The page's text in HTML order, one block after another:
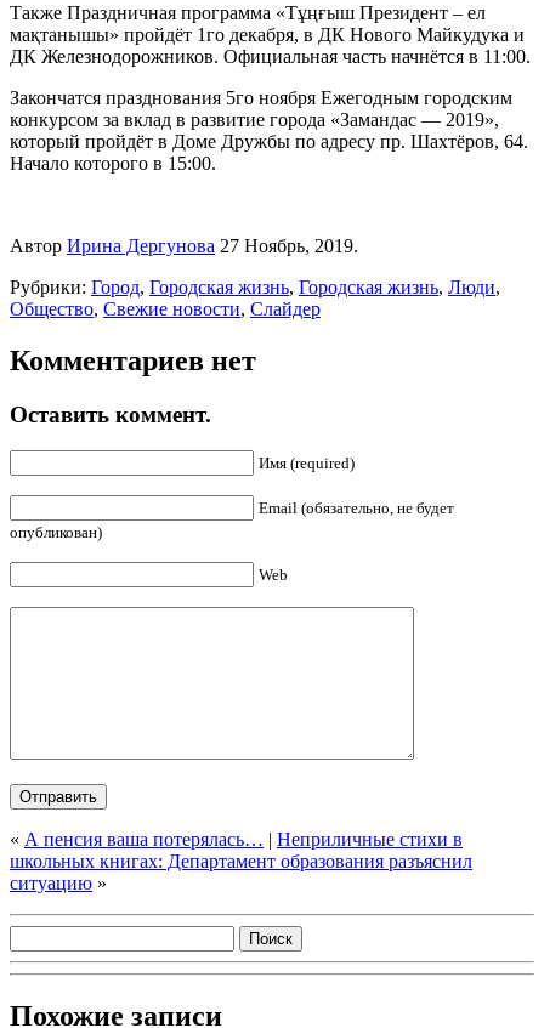
Также Праздничная программа «Тұңғыш Президент – ел
мақтанышы» пройдёт 1го декабря, в ДК Нового Майкудука и
ДК Железнодорожников. Официальная часть начнётся в 11:00.
Закончатся празднования 5го ноября Ежегодным городским
конкурсом за вклад в развитие города «Замандас — 2019»,
который пройдёт в Доме Дружбы по адресу пр. Шахтёров, 64.
Начало которого в 15:00.
Автор Ирина Дергунова 27 Ноябрь, 2019.
Рубрики: Город, Городская жизнь, Городская жизнь, Люди,
Общество, Свежие новости, Слайдер
Комментариев нет
Оставить коммент.
Имя (required)
Email (обязательно, не будет
опубликован)
Web
« А пенсия ваша потерялась… | Неприличные стихи в
школьных книгах: Департамент образования разъяснил
ситуацию »
Похожие записи